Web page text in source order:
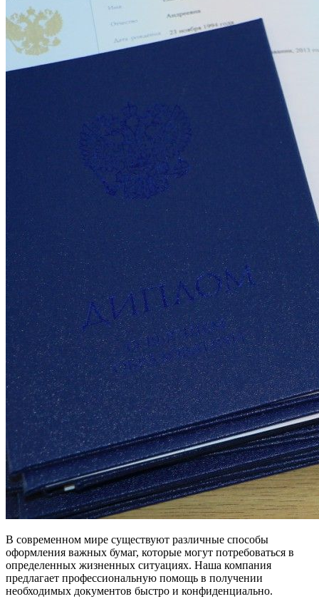
В современном мире существуют различные способы
оформления важных бумаг, которые могут потребоваться в
определенных жизненных ситуациях. Наша компания
предлагает профессиональную помощь в получении
необходимых документов быстро и конфиденциально.